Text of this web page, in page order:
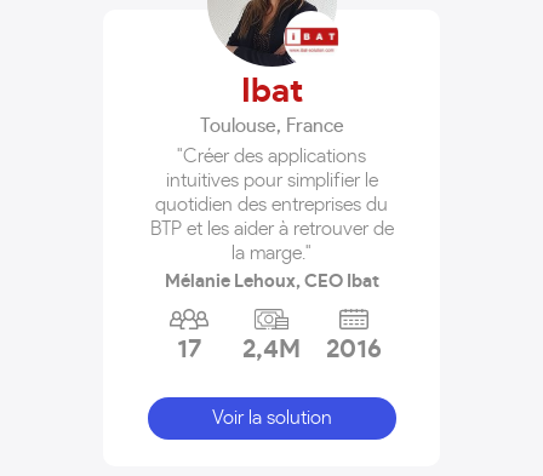
Ibat
Toulouse, France
"Créer des applications
intuitives pour simplifier le
quotidien des entreprises du
BTP et les aider à retrouver de
la marge."
Mélanie Lehoux, CEO Ibat
17 2,4M 2016
Voir la solution